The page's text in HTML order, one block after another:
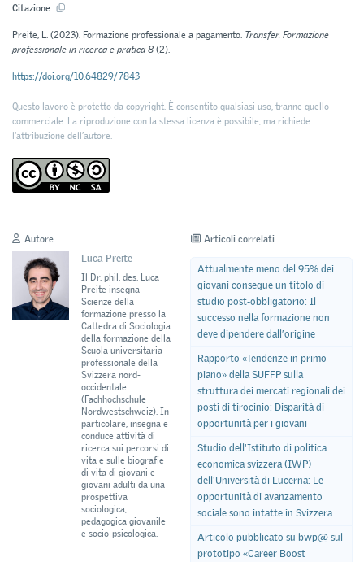
Citazione
Preite, L. (2023). Formazione professionale a pagamento. Transfer. Formazione
professionale in ricerca e pratica 8(2).
https://doi.org/10.64829/7843
Questo lavoro è protetto da copyright. È consentito qualsiasi uso, tranne quello
commerciale. La riproduzione con la stessa licenza è possibile, ma richiede
l'attribuzione dell’autore.
Autore
Luca Preite
Il Dr. phil. des. Luca
Preite insegna
Scienze della
formazione presso la
Cattedra di Sociologia
della formazione della
Scuola universitaria
professionale della
Svizzera nord-
occidentale
(Fachhochschule
Nordwestschweiz). In
particolare, insegna e
conduce attività di
ricerca sui percorsi di
vita e sulle biografie
di vita di giovani e
giovani adulti da una
prospettiva
sociologica,
pedagogica giovanile
e socio-psicologica.
Articoli correlati
Attualmente meno del 95% dei
giovani consegue un titolo di
studio post-obbligatorio: Il
successo nella formazione non
deve dipendere dall’origine
Rapporto «Tendenze in primo
piano» della SUFFP sulla
struttura dei mercati regionali dei
posti di tirocinio: Disparità di
opportunità per i giovani
Studio dell'Istituto di politica
economica svizzera (IWP)
dell'Università di Lucerna: Le
opportunità di avanzamento
sociale sono intatte in Svizzera
Articolo pubblicato su bwp@ sul
prototipo «Career Boost